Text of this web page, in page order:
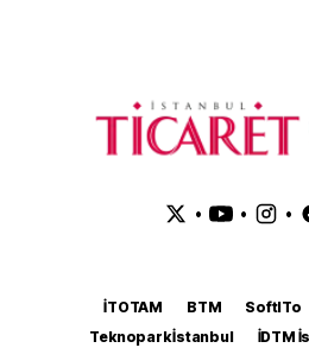
• • •
İTOTAM BTM SoftITo
Teknopark İstanbul
İDTM